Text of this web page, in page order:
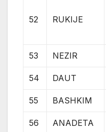
52 RUKIJE
53 NEZIR
54 DAUT
55 BASHKIM
56 ANADETA